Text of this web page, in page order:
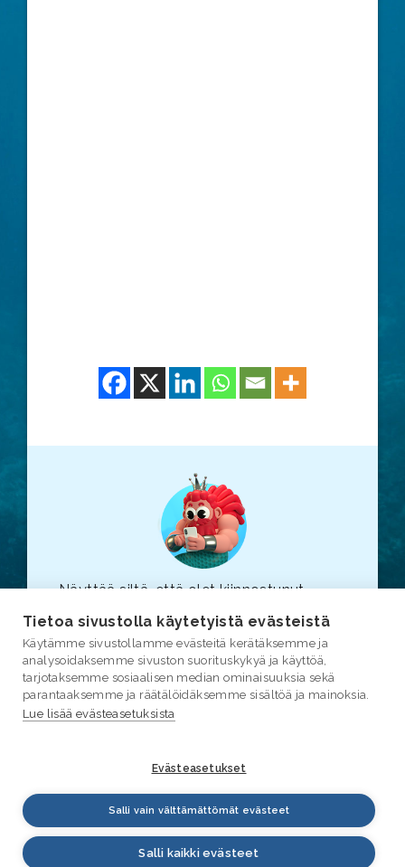
Näyttää siltä, että olet kiinnostunut
tutustut myös varsinaiseenvesi.fi-
sivustoon (linkki avautuu uuteen
selainikkunaan.)
Tietoa sivustolla käytetyistä evästeistä
Käytämme sivustollamme evästeitä kerätäksemme ja
analysoidaksemme sivuston suorituskykyä ja käyttöä,
tarjotaksemme sosiaalisen median ominaisuuksia sekä
parantaaksemme ja räätälöidäksemme sisältöä ja mainoksia.
Lue lisää evästeasetuksista
Evästeasetukset
Salli vain välttämättömät evästeet
Salli kaikki evästeet